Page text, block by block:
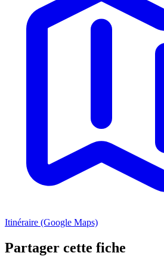
Itinéraire (Google Maps)
Partager cette fiche